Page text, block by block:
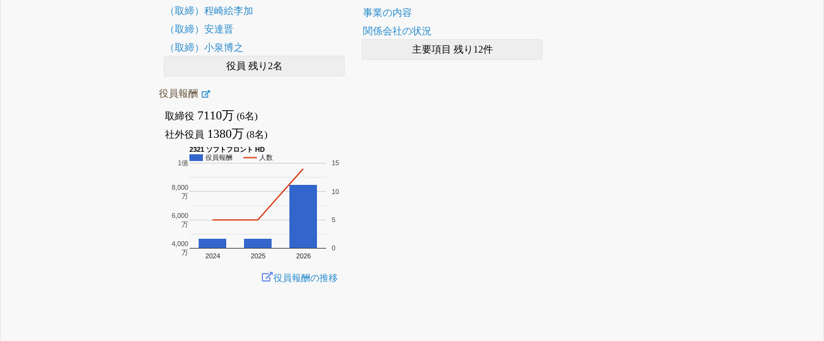
（取締）程崎絵李加
（取締）安達晋
（取締）小泉博之
役員 残り2名
役員報酬
取締役 7110万 (6名)
社外役員 1380万 (8名)
2321 ソフトフロント HD
役員報酬
人数
2024 2025 2026
4,000
万
6,000
万
8,000
万
1億
0
5
10
15
役員報酬の推移
事業の内容
関係会社の状況
主要項目 残り12件